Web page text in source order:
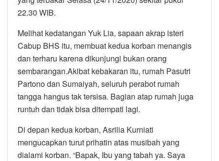
22.30 WIB.
Melihat kedatangan Yuk Lia, sapaan akrap isteri
Cabup BHS itu, membuat kedua korban menangis
dan terharu karena dikunjungi bukan orang
sembarangan.Akibat kebakaran itu, rumah Pasutri
Partono dan Sumaiyah, seluruh perabot rumah
tangga hangus tak tersisa. Bagian atap rumah juga
runtuh dan tidak bisa ditempati lagi.
Di depan kedua korban, Asrilia Kurniati
mengucapkan turut prihatin atas musibah yang
dialami korban. “Bapak, Ibu yang tabah ya. Saya